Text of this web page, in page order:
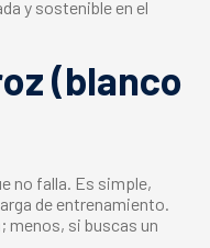
y sostenible en el
(blanco
no falla. Es simple,
de entrenamiento.
menos, si buscas un